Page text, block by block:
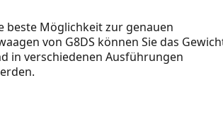
beste Möglichkeit zur genauen
von G8DS können Sie das
in verschiedenen Ausführungen